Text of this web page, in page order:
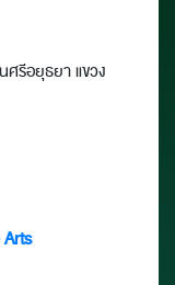
รีอยุธยา แขวง